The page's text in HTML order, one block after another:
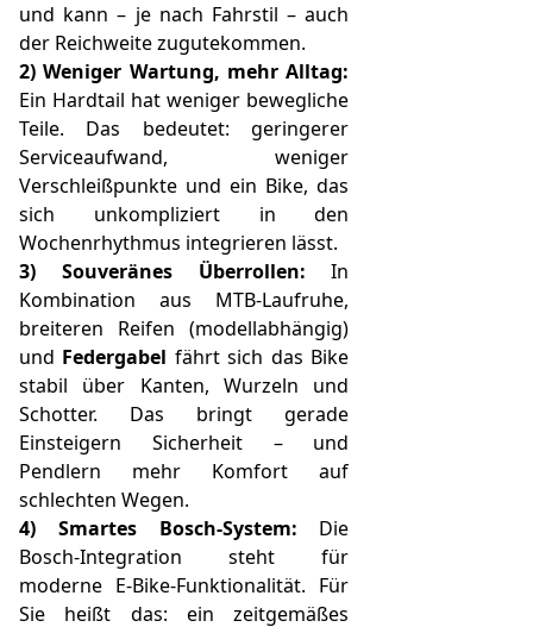
und kann – je nach Fahrstil – auch
der Reichweite zugutekommen.
2) Weniger Wartung, mehr Alltag:
Ein Hardtail hat weniger bewegliche
Teile. Das bedeutet: geringerer
Serviceaufwand, weniger
Verschleißpunkte und ein Bike, das
sich unkompliziert in den
Wochenrhythmus integrieren lässt.
3) Souveränes Überrollen: In
Kombination aus MTB-Laufruhe,
breiteren Reifen (modellabhängig)
und Federgabel fährt sich das Bike
stabil über Kanten, Wurzeln und
Schotter. Das bringt gerade
Einsteigern Sicherheit – und
Pendlern mehr Komfort auf
schlechten Wegen.
4) Smartes Bosch-System: Die
Bosch-Integration steht für
moderne E-Bike-Funktionalität. Für
Sie heißt das: ein zeitgemäßes